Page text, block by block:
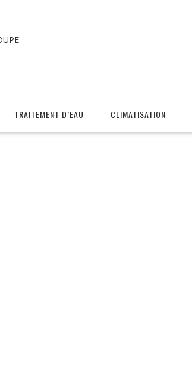
TRAITEMENT D’EAU CLIMATISATION